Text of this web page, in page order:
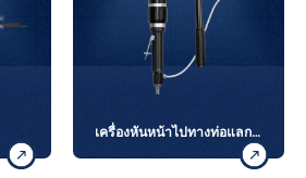
เครื่องหันหน้าไปทางท่อแลก